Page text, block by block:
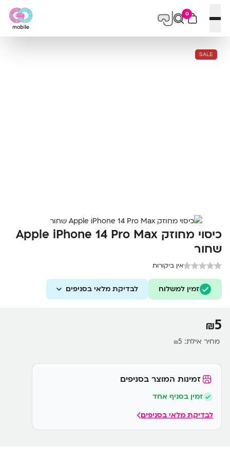
פתח תפריט
0
SALE
כיסוי מחוזק Apple iPhone 14 Pro Max
שחור
אין ביקורות
זמין למשלוח לבדיקת מלאי בסניפים
₪5
מחיר אילת: ₪5
זמינות המוצר בסניפים
זמין בסניף אחד
לבדיקת מלאי בסניפים